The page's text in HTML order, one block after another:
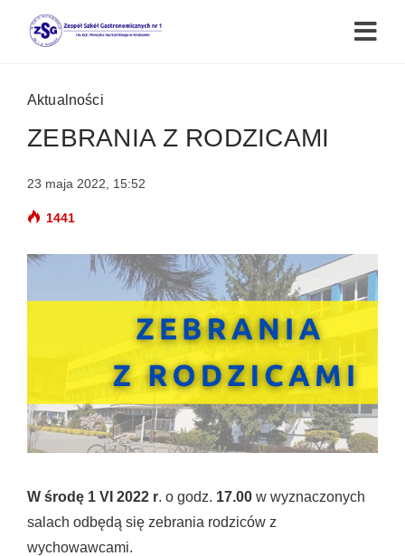
Aktualności
ZEBRANIA Z RODZICAMI
23 maja 2022, 15:52
1441
W środę 1 VI 2022 r. o godz. 17.00 w wyznaczonych
salach odbędą się zebrania rodziców z
wychowawcami.